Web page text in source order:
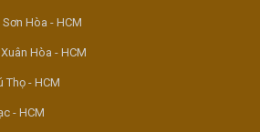
Hòa - HCM
Hòa - HCM
Thọ - HCM
- HCM